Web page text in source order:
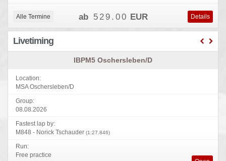
ab 529.00 EUR
Alle Termine Details
Livetiming
IBPM5 Oschersleben/D
Location:
MSA Oschersleben/D
Group:
08.08.2026
Fastest lap by:
M848 - Norick Tschauder (1:27.846)
Run:
Free practice